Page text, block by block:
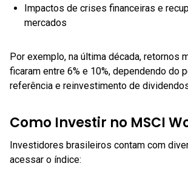
Impactos de crises financeiras e
mercados
Por exemplo, na última década, retornos
ficaram entre 6% e 10%, dependendo do
referência e reinvestimento de
Como Investir no MSCI
Investidores brasileiros contam com
acessar o índice: